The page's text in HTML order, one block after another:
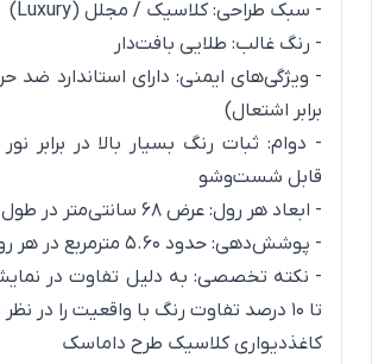
- سبک طراحی: کلاسیک / مجلل (Luxury)
- رنگ غالب: طلایی بافت‌دار
- ویژگی‌های ایمنی: دارای استاندارد ضد
برابر اشتعال)
- دوام: ثبات رنگ بسیار بالا در برابر
قابل شست‌وشو
- ابعاد هر رول: عرض ۶۸ سانتی‌متر در طول ۸.۲۰ متر
- پوشش‌دهی: حدود ۵.۶۰ مترمربع در هر رول
تا ۱۰ درصد تفاوت رنگ با واقعیت را در نظر بگیرید.
کاغذدیواری کلاسیک طرح داماسک